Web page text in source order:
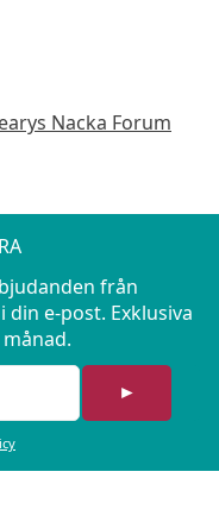
Nacka Forum
från
e-post. Exklusiva
►